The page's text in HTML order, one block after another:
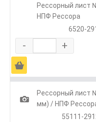
Рессорный лист
НПФ Рессора
6520-
- +
Ä
1
Рессорный лист
мм) / НПФ
55111-